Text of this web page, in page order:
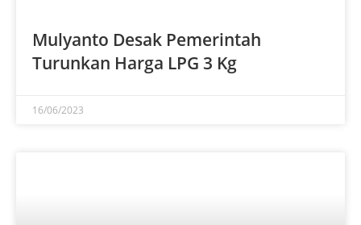
Mulyanto Desak Pemerintah
Turunkan Harga LPG 3 Kg
16/06/2023